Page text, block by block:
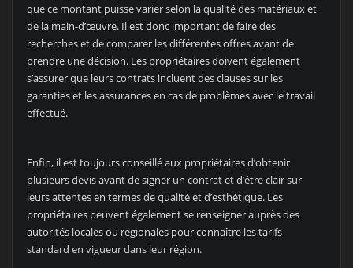
que ce montant puisse varier selon la qualité des matériaux et
de la main-d’œuvre. Il est donc important de faire des
recherches et de comparer les différentes offres avant de
prendre une décision. Les propriétaires doivent également
s’assurer que leurs contrats incluent des clauses sur les
garanties et les assurances en cas de problèmes avec le travail
effectué.
Enfin, il est toujours conseillé aux propriétaires d’obtenir
plusieurs devis avant de signer un contrat et d’être clair sur
leurs attentes en termes de qualité et d’esthétique. Les
propriétaires peuvent également se renseigner auprès des
autorités locales ou régionales pour connaître les tarifs
standard en vigueur dans leur région.